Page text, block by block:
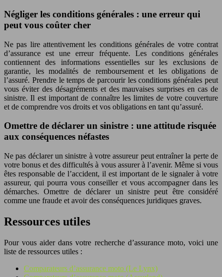
Négliger les conditions générales : une erreur qui
peut vous coûter cher
Ne pas lire attentivement les conditions générales de votre contrat
d’assurance est une erreur fréquente. Les conditions générales
contiennent des informations essentielles sur les exclusions de
garantie, les modalités de remboursement et les obligations de
l’assuré. Prendre le temps de parcourir les conditions générales peut
vous éviter des désagréments et des mauvaises surprises en cas de
sinistre. Il est important de connaître les limites de votre couverture
et de comprendre vos droits et vos obligations en tant qu’assuré.
Omettre de déclarer un sinistre : une attitude risquée
aux conséquences néfastes
Ne pas déclarer un sinistre à votre assureur peut entraîner la perte de
votre bonus et des difficultés à vous assurer à l’avenir. Même si vous
êtes responsable de l’accident, il est important de le signaler à votre
assureur, qui pourra vous conseiller et vous accompagner dans les
démarches. Omettre de déclarer un sinistre peut être considéré
comme une fraude et avoir des conséquences juridiques graves.
Ressources utiles
Pour vous aider dans votre recherche d’assurance moto, voici une
liste de ressources utiles :
Comparateurs d’assurance moto (Le Lynx)